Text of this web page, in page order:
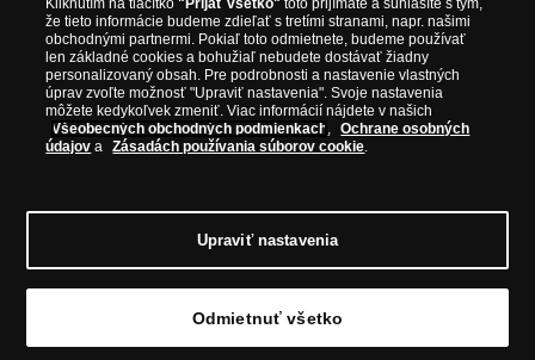
autentickosti.
Bratislava 811 07, Tel.: 0850 606 009E-mail: info@narodnapokladnica.sk,
Kliknutím na tlačítko"Prijať všetko" toto prijímate a súhlasíte s tým,
že tieto informácie budeme zdieľať s tretími stranami, napr. našimi
obchodnými partnermi. Pokiaľ toto odmietnete, budeme používať
len základné cookies a bohužiaľ nebudete dostávať žiadny
personalizovaný obsah. Pre podrobnosti a nastavenie vlastných
úprav zvoľte možnosť "Upraviť nastavenia". Svoje nastavenia
môžete kedykoľvek zmeniť. Viac informácií nájdete v našich
Všeobecných obchodných podmienkach ,
Ochrane osobných
údajov a Zásadách používania súborov cookie.
Upraviť nastavenia
Odmietnuť všetko